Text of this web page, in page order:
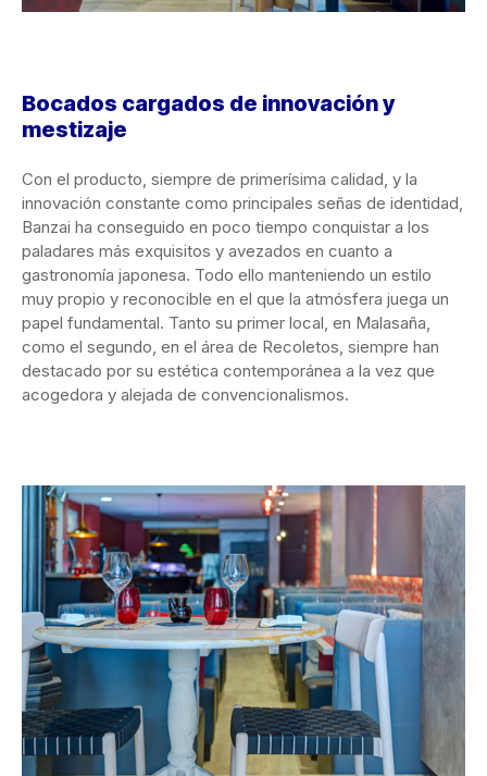
Bocados cargados de innovación y
mestizaje
Con el producto, siempre de primerísima calidad, y la
innovación constante como principales señas de identidad,
Banzai ha conseguido en poco tiempo conquistar a los
paladares más exquisitos y avezados en cuanto a
gastronomía japonesa. Todo ello manteniendo un estilo
muy propio y reconocible en el que la atmósfera juega un
papel fundamental. Tanto su primer local, en Malasaña,
como el segundo, en el área de Recoletos, siempre han
destacado por su estética contemporánea a la vez que
acogedora y alejada de convencionalismos.